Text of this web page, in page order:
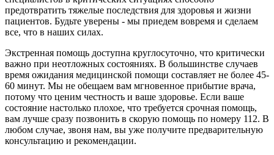
предотвратить тяжелые последствия для здоровья и жизни
пациентов. Будьте уверены - мы приедем вовремя и сделаем
все, что в наших силах.
Экстренная помощь доступна круглосуточно, что критически
важно при неотложных состояниях. В большинстве случаев
время ожидания медицинской помощи составляет не более 45-
60 минут. Мы не обещаем вам мгновенное прибытие врача,
потому что ценим честность и ваше здоровье. Если ваше
состояние настолько плохое, что требуется срочная помощь,
вам лучше сразу позвонить в скорую помощь по номеру 112. В
любом случае, звоня нам, вы уже получите предварительную
консультацию и рекомендации.